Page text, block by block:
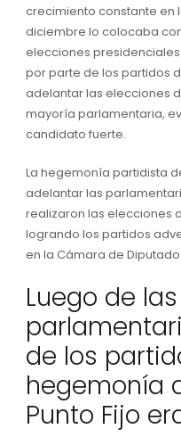
crecimiento constante en
diciembre lo colocaba
elecciones
por parte de los partidos
adelantarlas elecciones
mayoría parlamentaria,
candidato fuerte.
La hegemonía partidista
adelantarlas
realizaron las elecciones
logrando los partidos
en la Cámara de
Luego de
de los
hegemonía
Punto Fijo